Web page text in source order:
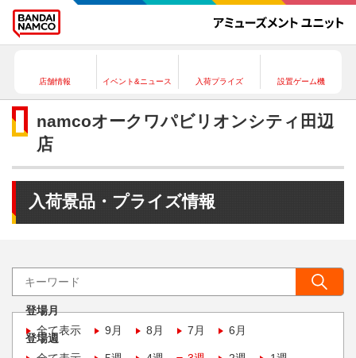
店舗情報 イベント&ニュース 入荷プライズ 設置ゲーム機
namcoオークワパビリオンシティ田辺
店
入荷景品・プライズ情報
登場月
全て表示
9月 8月 7月 6月
登場週